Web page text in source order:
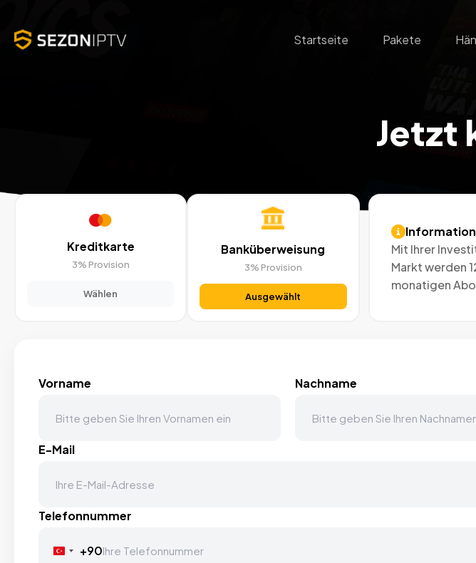
Startseite Pakete
Jetzt
Kreditkarte
3% Provision
Wählen
Banküberweisung
3% Provision
Ausgewählt
Information
Mit Ihrer
Markt werden
monatigen
Vorname Nachname
E-Mail
Telefonnummer
Turkey
+90